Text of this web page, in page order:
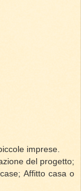
imprese.
del progetto;
Affitto casa o